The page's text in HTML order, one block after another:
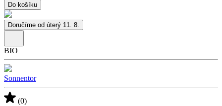
Do košíku
Doručíme od úterý 11. 8.
BIO
Sonnentor
(0)